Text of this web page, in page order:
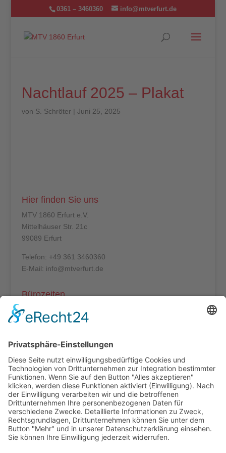
0361 – 3460360 info@mtverfurt.de
Nachtlauf 2025 – Plakat
von S. Schröter | Juni 25, 2025
Hier finden Sie uns
MTV 1860 Erfurt e.V.
Mittelhäuser Str. 21c
99089 Erfurt
Telefon: +49 361 3460360
E-Mail: info@mtverfurt.de
Bürozeiten
Mo – Do: 8:00 – 14:00 Uhr
Termine außerhalb unserer Geschäftszeiten nur
nach Absprache.
Folgt uns auf facebook